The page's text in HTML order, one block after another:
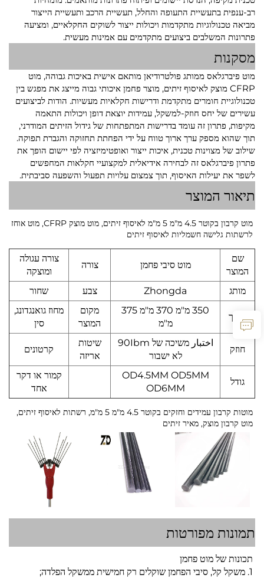
רב-ענפית בתעשיית התעופה והחלל, תעשיית הרכב ותעשיית הייצור
מביאה טכנולוגיות מתקדמות ויכולות ייצור לשוקים החקלאיים, ומציעה
פתרונות המשלבים ביצועים מתקדמים עם אמינות מעשית.
מסקנות
מוט פיברגלאס ממותג פולטרודיאן מותאם אישית באיכות גבוהה, מוט
CFRP מוצק לאיסוף זיתים, מוצר פחמן איכותי גבוה מייצג את מפגש בין
טכנולוגיית חומרים מתקדמת ודרישות חקלאיות מעשיות. הודות לביצועים
עשירים של יחס חוזק-למשקל, עמידות יוצאת דופן ויכולות התאמה
מקיפות, פתרון זה עומד בדרישות המתפתחות של גידול הזיתים המודרני,
תוך שהוא מספק ערך ארוך טווח על ידי הפחתת תחזוקה והגברת תפוקה.
שילוב של מצוינות טכנית, איכות ייצור ואופטימיזציה לפי יישום הופך את
פתרון פיברגלאס זה לבחירה אידיאלית למקצועיי חקלאות המחפשים
לשפר את יעילות האיסוף, תוך צמצום עלויות תפעול והשפעה סביבתית.
תיאור המוצר
מוט קרבון בקוטר 4.5 מ"מ 5 מ"מ לאיסוף זיתים, מוט מוצק CFRP, מוט אוחז
לרשתות גלישה חשמליות לאיסוף זיתים
שם
המוצר
מוט סיבי פחמן צורה
צורה עגולה
ומוצקה
מותג
Zhongda צבע שחור
אורך
350 מ"מ 370 מ"מ 375
מ"מ
מקום
המוצר
מחוז גואנגדונג,
סין
חוזק
اختبار משיכה של 90Ibm
לא ישבור
שיטות
אריזה
קרטונים
גודל
OD4.5MM OD5MM
OD6MM
קמור או דקר
אחד
מוטות קרבון עמידים וחזקים בקוטר 4.5 מ"מ 5 מ"מ, רשתות לאיסוף זיתים,
מוט קרבון מוצק, מאיר זיתים
תמונות מפורטות
תכונות של מוט פחמן
1. משקל קל, סיבי הפחמן שוקלים רק חמישית ממשקל הפלדה;